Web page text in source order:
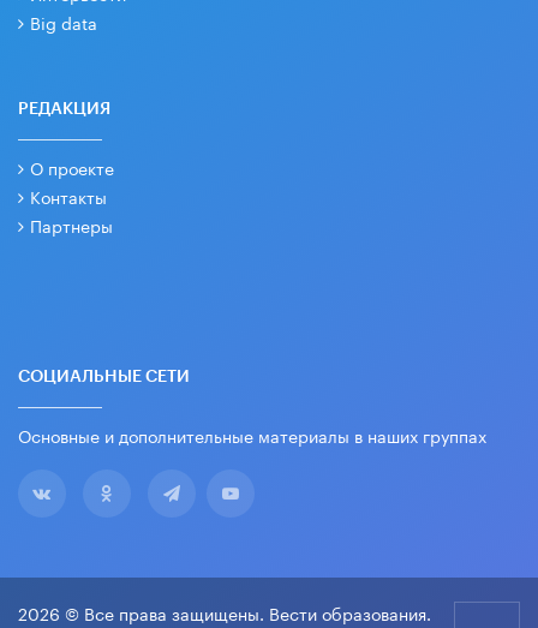
Big data
РЕДАКЦИЯ
О проекте
Контакты
Партнеры
СОЦИАЛЬНЫЕ СЕТИ
Основные и дополнительные материалы в наших группах
2026 © Все права защищены. Вести образования.